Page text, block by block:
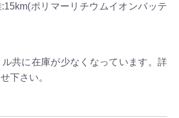
ポリマーリチウムイオンバッテ
共に在庫が少なくなっています。詳
下さい。